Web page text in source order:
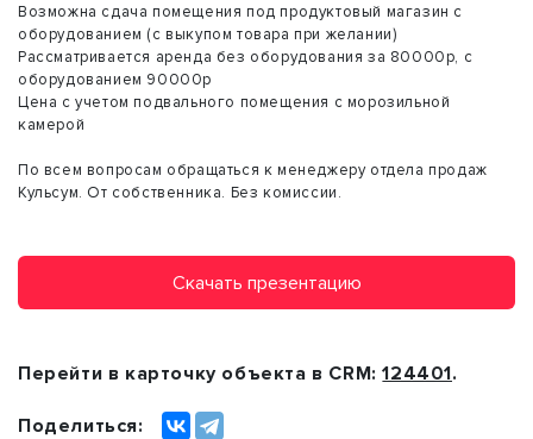
Возможна сдача помещения под продуктовый магазин с
оборудованием (с выкупом товара при желании)
Рассматривается аренда без оборудования за 80000р, с
оборудованием 90000р
Цена с учетом подвального помещения с морозильной
камерой
По всем вопросам обращаться к менеджеру отдела продаж
Кульсум. От собственника. Без комиссии.
Скачать презентацию
Перейти в карточку объекта в CRM:124401.
Поделиться: